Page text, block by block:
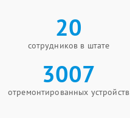
20
сотрудников в штате
3007
отремонтированных устройств